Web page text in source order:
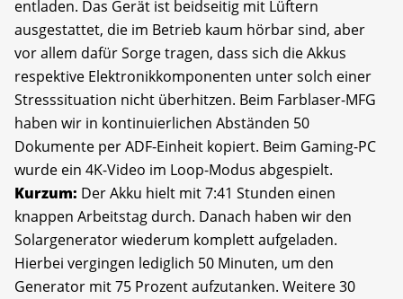
entladen. Das Gerät ist beidseitig mit Lüftern
ausgestattet, die im Betrieb kaum hörbar sind, aber
vor allem dafür Sorge tragen, dass sich die Akkus
respektive Elektronikkomponenten unter solch einer
Stresssituation nicht überhitzen. Beim Farblaser-MFG
haben wir in kontinuierlichen Abständen 50
Dokumente per ADF-Einheit kopiert. Beim Gaming-PC
wurde ein 4K-Video im Loop-Modus abgespielt.
Kurzum: Der Akku hielt mit 7:41 Stunden einen
knappen Arbeitstag durch. Danach haben wir den
Solargenerator wiederum komplett aufgeladen.
Hierbei vergingen lediglich 50 Minuten, um den
Generator mit 75 Prozent aufzutanken. Weitere 30